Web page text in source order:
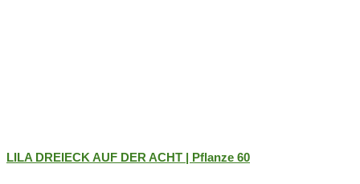
LILA DREIECK AUF DER ACHT | Pflanze 60